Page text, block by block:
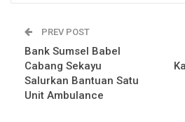
PREV POST
Bank Sumsel Babel
Cabang Sekayu
Salurkan Bantuan Satu
Unit Ambulance